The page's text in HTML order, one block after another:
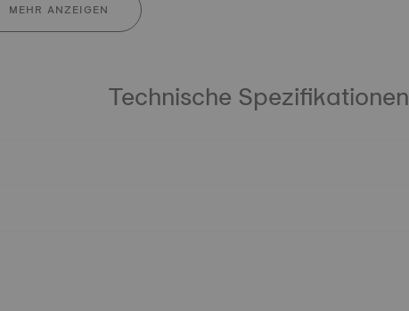
MEHR ANZEIGEN
Technische Spezifikationen